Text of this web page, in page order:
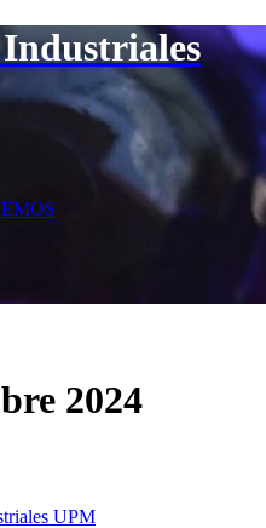
2024
UPM